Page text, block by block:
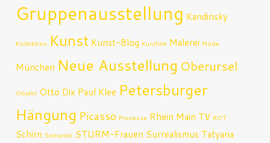
Gruppenausstellung Kandinsky
Kollektion Kunst Kunst-Blog Kurzfilm Malerei Mode
München Neue Ausstellung Oberursel
Objekt Otto Dix Paul Klee Petersburger
Hängung Picasso Prozesse Rhein Main TV ROT
Schirn Semantik STURM-Frauen Surrealismus Tatyana